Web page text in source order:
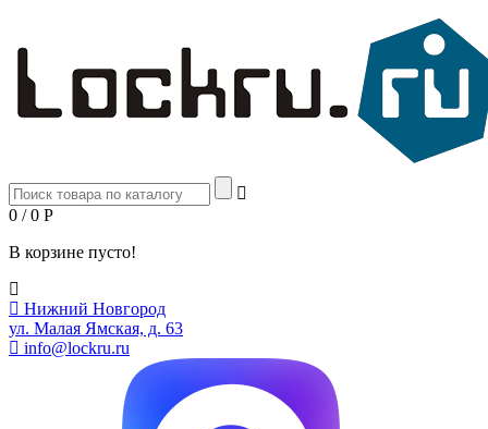
0 / 0 Р
В корзине пусто!
Нижний Новгород
ул. Малая Ямская, д. 63
info@lockru.ru